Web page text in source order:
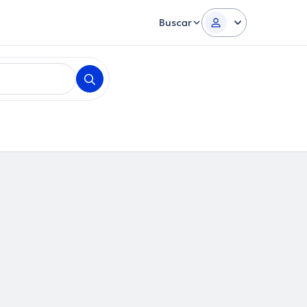
Buscar